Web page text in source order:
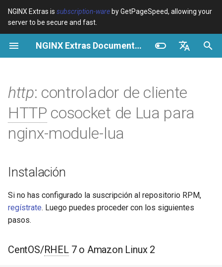
NGINX Extras is subscription-ware by GetPageSpeed, allowing your
server to be secure and fast.
NGINX Extras Documentation
Español
Deutsch
I
n
c
a
l
z
a
n
o
device-type Variables
Examples
geoip2
Directives
Examples
pagespeed
abuse-guard
accept-language
access-control
CentOS/RHEL 7 o Amazon
Linux 2
CentOS/RHEL 8+, Fedora
Linux, Amazon Linux 2023
Obsoleto
Cache
Rendimiento
Seguridad
RHEL/CentOS
NGINX-MOD - NGINX
mejorado con HTTP/3,
HPACK y verificaciones de
Servidor Web Tengine -
Rocky Linux
Módulos de NGINX para el
Paquetes RPM
http: controlador de cliente
HTTP cosocket de Lua para
nginx-module-lua
Instalación
Si no has configurado la suscripción al repositorio RPM,
regístrate. Luego puedes proceder con los siguientes
pasos.
CentOS/RHEL7 o Amazon Linux 2